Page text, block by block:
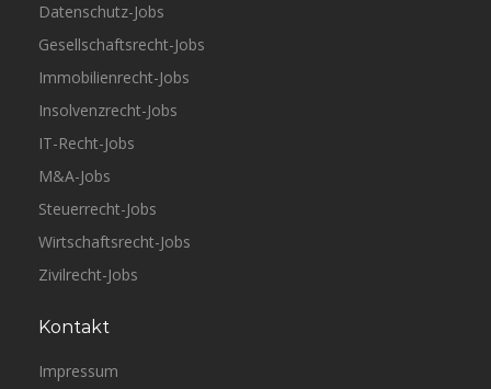
Datenschutz-Jobs
Gesellschaftsrecht-Jobs
Immobilienrecht-Jobs
Insolvenzrecht-Jobs
IT-Recht-Jobs
M&A-Jobs
Steuerrecht-Jobs
Wirtschaftsrecht-Jobs
Zivilrecht-Jobs
Kontakt
Impressum